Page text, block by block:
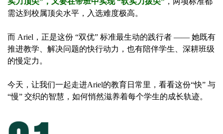
需达到校属顶尖水平，入选难度极高。
而 Ariel，正是这份 “双优” 标准最生动的践行者 —— 她既有
推进教学、解决问题的快行动力，也有陪伴学生、深耕班级
的慢定力。
今天，让我们一起走进Ariel的教育日常里，看看这份“快” 与
“慢” 交织的智慧，如何悄然滋养着每个学生的成长轨迹。